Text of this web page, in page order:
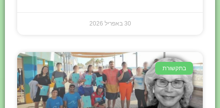
30 באפריל 2026
בתקשורת